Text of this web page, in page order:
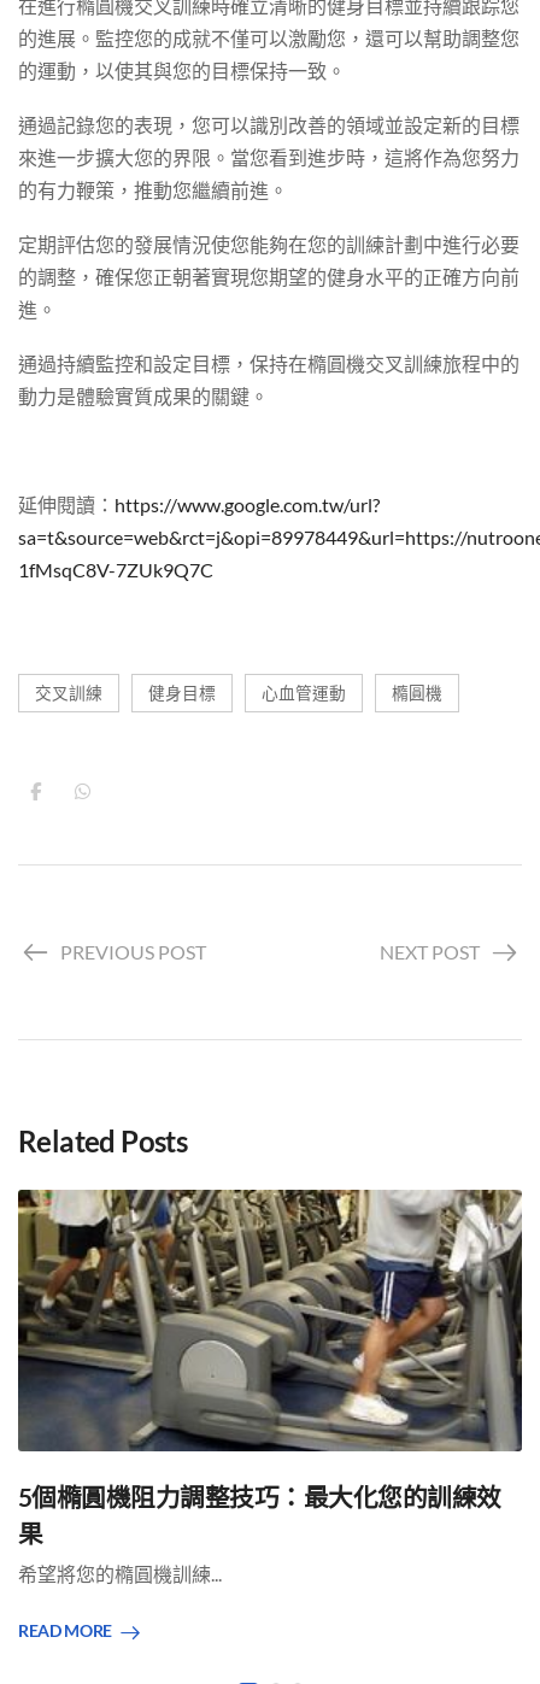
在進行橢圓機交叉訓練時確立清晰的健身目標並持續跟踪您
的進展。監控您的成就不僅可以激勵您，還可以幫助調整您
的運動，以使其與您的目標保持一致。
通過記錄您的表現，您可以識別改善的領域並設定新的目標
來進一步擴大您的界限。當您看到進步時，這將作為您努力
的有力鞭策，推動您繼續前進。
定期評估您的發展情況使您能夠在您的訓練計劃中進行必要
的調整，確保您正朝著實現您期望的健身水平的正確方向前
進。
通過持續監控和設定目標，保持在橢圓機交叉訓練旅程中的
動力是體驗實質成果的關鍵。
延伸閱讀： https://www.google.com.tw/url?
sa=t&source=web&rct=j&opi=89978449&url=https://
1fMsqC8V-7ZUk9Q7C
交叉訓練 健身目標 心血管運動 橢圓機
PREVIOUS POST NEXT POST
Related Posts
5個橢圓機阻力調整技巧：最大化您的訓練效
果
希望將您的橢圓機訓練...
READ MORE